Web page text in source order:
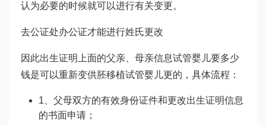
认为必要的时候就可以进行有关变更。
去公证处办公证才能进行姓氏更改
因此出生证明上面的父亲、母亲信息试管婴儿要多少
钱是可以重新变供胚移植试管婴儿更的，具体流程：
1、父母双方的有效身份证件和更改出生证明信息
的书面申请；